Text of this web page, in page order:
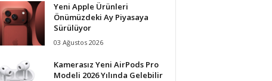
Yeni Apple Ürünleri
Önümüzdeki Ay Piyasaya
Sürülüyor
03 Ağustos 2026
Kamerasız Yeni AirPods Pro
Modeli 2026 Yılında Gelebilir